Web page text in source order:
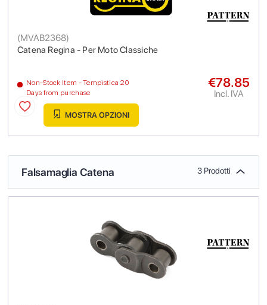
Catena Regina - Per Moto Classiche
(MVAB2368)
Non-Stock Item - Tempistica 20
Days from purchase
€78.85
Incl. IVA
MOSTRA OPZIONI
Falsamaglia Catena 3 Prodotti